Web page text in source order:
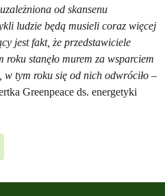
od skansenu
ludzie będą musieli coraz więcej
jest fakt, że przedstawiciele
stanęło murem za wsparciem
tym roku się od nich odwróciło –
Greenpeace ds. energetyki